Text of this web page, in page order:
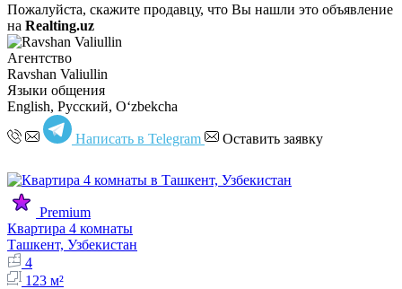
Пожалуйста, скажите продавцу, что Вы нашли это объявление
на Realting.uz
Агентство
Ravshan Valiullin
Языки общения
English, Русский, Oʻzbekcha
Написать в Telegram Оставить заявку
Premium
Квартира 4 комнаты
Ташкент, Узбекистан
4
123 м²